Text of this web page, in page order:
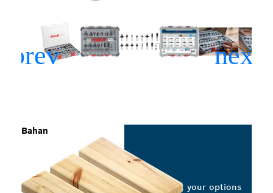
Bahan
Select your options